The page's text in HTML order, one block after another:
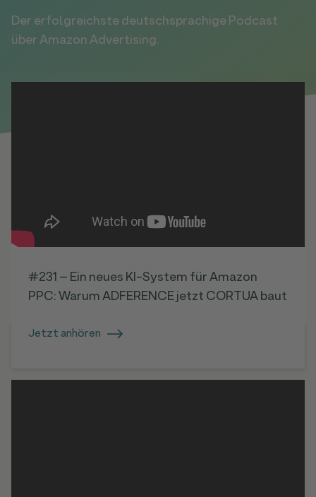
Der erfolgreichste deutschsprachige Podcast
über Amazon Advertising.
#231 – Ein neues KI-System für Amazon
PPC: Warum ADFERENCE jetzt CORTUA baut
Jetzt anhören